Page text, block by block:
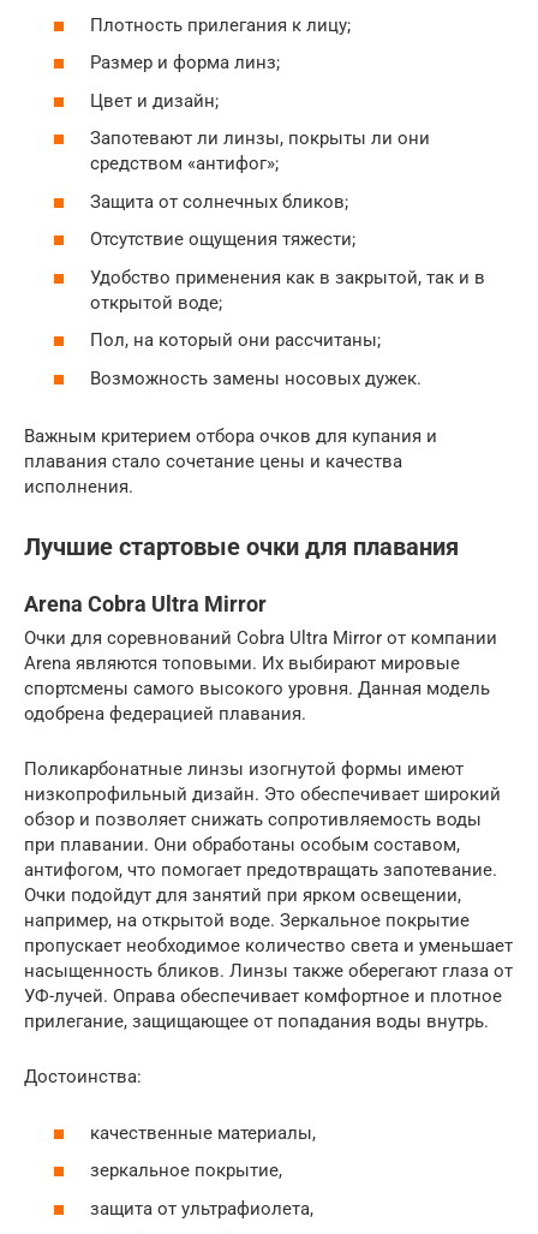
Плотность прилегания к лицу;
Размер и форма линз;
Цвет и дизайн;
Запотевают ли линзы, покрыты ли они
средством «антифог»;
Защита от солнечных бликов;
Отсутствие ощущения тяжести;
Удобство применения как в закрытой, так и в
открытой воде;
Пол, на который они рассчитаны;
Возможность замены носовых дужек.
Важным критерием отбора очков для купания и
плавания стало сочетание цены и качества
исполнения.
Лучшие стартовые очки для плавания
Arena Cobra Ultra Mirror
Очки для соревнований Cobra Ultra Mirror от компании
Arena являются топовыми. Их выбирают мировые
спортсмены самого высокого уровня. Данная модель
одобрена федерацией плавания.
Поликарбонатные линзы изогнутой формы имеют
низкопрофильный дизайн. Это обеспечивает широкий
обзор и позволяет снижать сопротивляемость воды
при плавании. Они обработаны особым составом,
антифогом, что помогает предотвращать запотевание.
Очки подойдут для занятий при ярком освещении,
например, на открытой воде. Зеркальное покрытие
пропускает необходимое количество света и уменьшает
насыщенность бликов. Линзы также оберегают глаза от
УФ-лучей. Оправа обеспечивает комфортное и плотное
прилегание, защищающее от попадания воды внутрь.
Достоинства:
качественные материалы,
зеркальное покрытие,
защита от ультрафиолета,